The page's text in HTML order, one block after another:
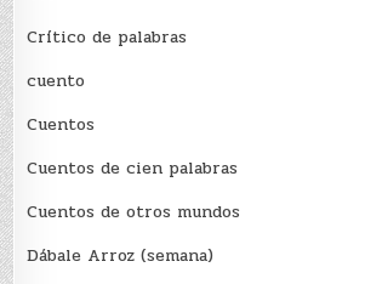
Crítico de palabras
cuento
Cuentos
Cuentos de cien palabras
Cuentos de otros mundos
Dábale Arroz (semana)